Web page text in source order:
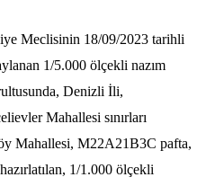
Meclisinin 18/09/2023 tarihli
1/5.000 ölçekli nazım
Denizli İli,
Mahallesi sınırları
Mahallesi, M22A21B3C pafta,
1/1.000 ölçekli